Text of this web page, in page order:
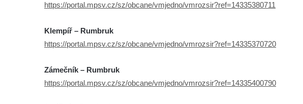
https://portal.mpsv.cz/sz/obcane/vmjedno/vmrozsir?ref=14335380711
Klempíř – Rumbruk
https://portal.mpsv.cz/sz/obcane/vmjedno/vmrozsir?ref=14335370720
Zámečník – Rumbruk
https://portal.mpsv.cz/sz/obcane/vmjedno/vmrozsir?ref=14335400790